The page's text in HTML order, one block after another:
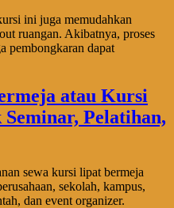
ini juga memudahkan
ruangan. Akibatnya, proses
pembongkaran dapat
sewa kursi lipat bermeja
sekolah, kampus,
dan event organizer.